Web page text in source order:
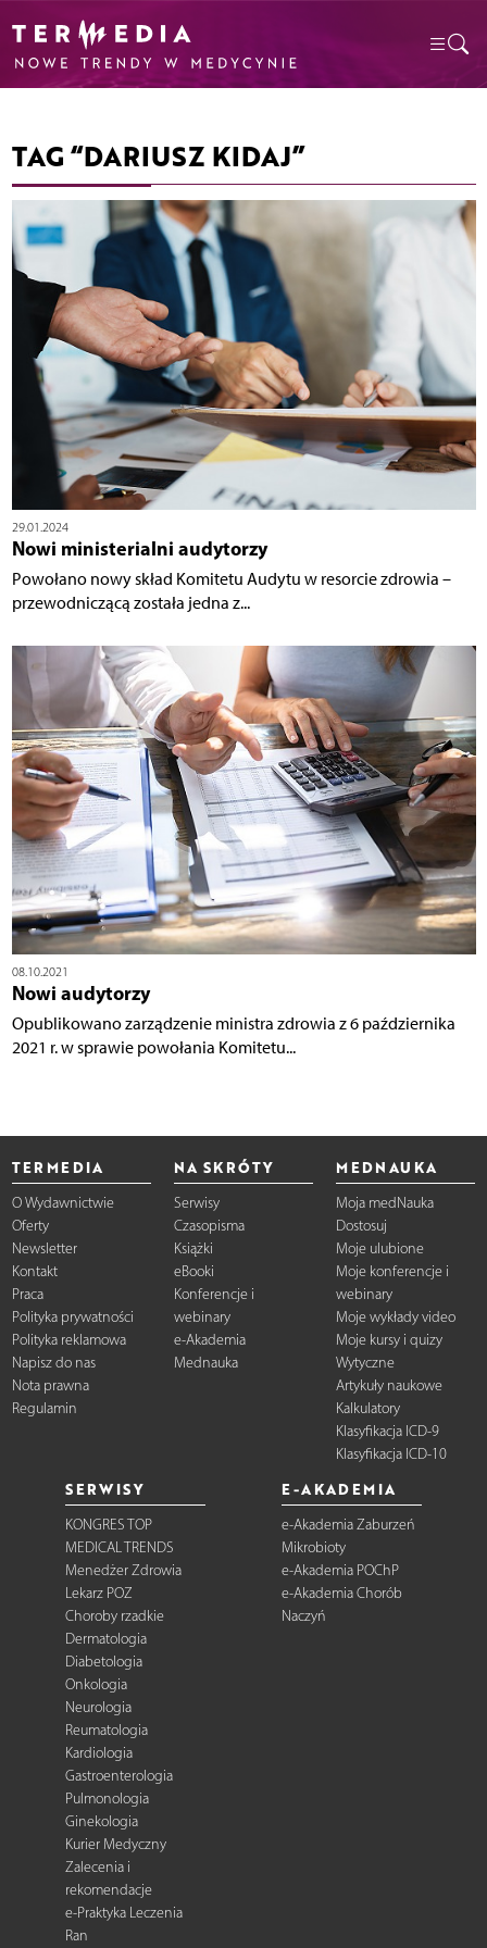
TAG “DARIUSZ KIDAJ”
29.01.2024
Nowi ministerialni audytorzy
Powołano nowy skład Komitetu Audytu w resorcie zdrowia –
przewodniczącą została jedna z...
08.10.2021
Nowi audytorzy
Opublikowano zarządzenie ministra zdrowia z 6 października
2021 r. w sprawie powołania Komitetu...
TERMEDIA
O Wydawnictwie
Oferty
Newsletter
Kontakt
Praca
Polityka prywatności
Polityka reklamowa
Napisz do nas
Nota prawna
Regulamin
NA SKRÓTY
Serwisy
Czasopisma
Książki
eBooki
Konferencje i
webinary
e-Akademia
Mednauka
MEDNAUKA
Moja medNauka
Dostosuj
Moje ulubione
Moje konferencje i
webinary
Moje wykłady video
Moje kursy i quizy
Wytyczne
Artykuły naukowe
Kalkulatory
Klasyfikacja ICD-9
Klasyfikacja ICD-10
SERWISY
KONGRES TOP
MEDICAL TRENDS
Menedżer Zdrowia
Lekarz POZ
Choroby rzadkie
Dermatologia
Diabetologia
Onkologia
Neurologia
Reumatologia
Kardiologia
Gastroenterologia
Pulmonologia
Ginekologia
Kurier Medyczny
Zalecenia i
rekomendacje
e-Praktyka Leczenia
Ran
E-AKADEMIA
e-Akademia Zaburzeń
Mikrobioty
e-Akademia POChP
e-Akademia Chorób
Naczyń